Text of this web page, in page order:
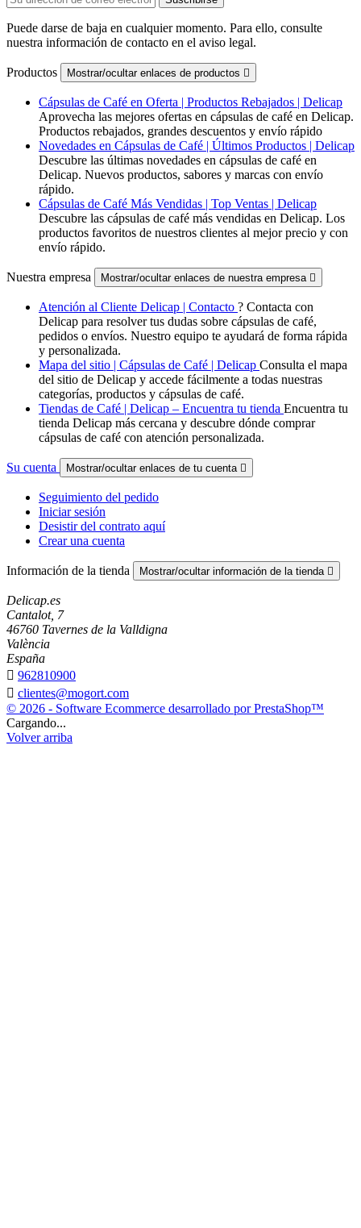
Puede darse de baja en cualquier momento. Para ello, consulte
nuestra información de contacto en el aviso legal.
Productos Mostrar/ocultar enlaces de productos 
Cápsulas de Café en Oferta | Productos Rebajados | Delicap
Aprovecha las mejores ofertas en cápsulas de café en Delicap.
Productos rebajados, grandes descuentos y envío rápido
Novedades en Cápsulas de Café | Últimos Productos | Delicap
Descubre las últimas novedades en cápsulas de café en
Delicap. Nuevos productos, sabores y marcas con envío
rápido.
Cápsulas de Café Más Vendidas | Top Ventas | Delicap
Descubre las cápsulas de café más vendidas en Delicap. Los
productos favoritos de nuestros clientes al mejor precio y con
envío rápido.
Nuestra empresa Mostrar/ocultar enlaces de nuestra empresa 
Atención al Cliente Delicap | Contacto ? Contacta con
Delicap para resolver tus dudas sobre cápsulas de café,
pedidos o envíos. Nuestro equipo te ayudará de forma rápida
y personalizada.
Mapa del sitio | Cápsulas de Café | Delicap Consulta el mapa
del sitio de Delicap y accede fácilmente a todas nuestras
categorías, productos y cápsulas de café.
Tiendas de Café | Delicap – Encuentra tu tienda Encuentra tu
tienda Delicap más cercana y descubre dónde comprar
cápsulas de café con atención personalizada.
Su cuenta Mostrar/ocultar enlaces de tu cuenta 
Seguimiento del pedido
Iniciar sesión
Desistir del contrato aquí
Crear una cuenta
Información de la tienda Mostrar/ocultar información de la tienda 
Delicap.es
Cantalot, 7
46760 Tavernes de la Valldigna
València
España
 962810900
 clientes@mogort.com
© 2026 - Software Ecommerce desarrollado por PrestaShop™
Cargando...
Volver arriba